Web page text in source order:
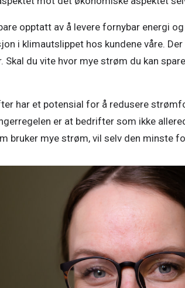
opptatt av å levere fornybar energi
i klimautslippet hos kundene våre.
Skal du vite hvor mye strøm du kan
har et potensial for å redusere
er at bedrifter som ikke
bruker mye strøm, vil selv den minste